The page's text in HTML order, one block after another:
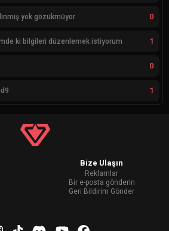
yok gözükmüyor 0
ki bilgileri düzenlemek istiyorum 1
0
1
Bize Ulaşın
Reklamlar
Bir e-posta gönderin
Geri Bildirim Gönder